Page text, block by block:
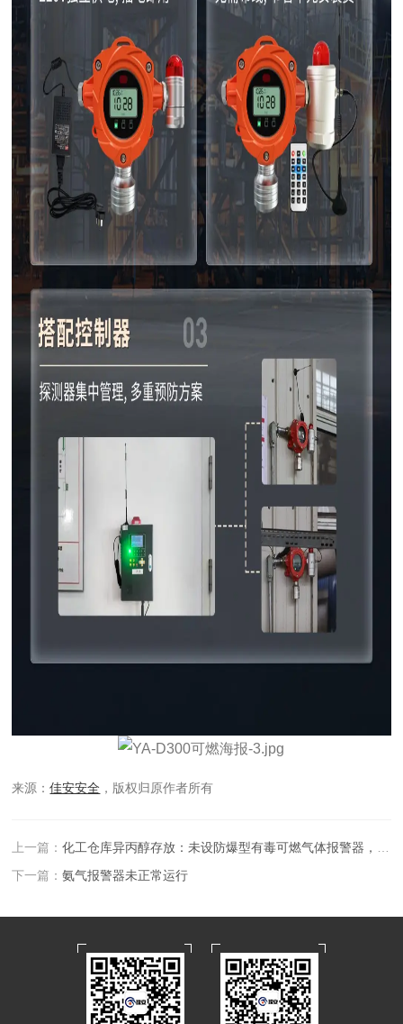
来源：佳安安全 ，版权归原作者所有
上一篇：化工仓库异丙醇存放：未设防爆型有毒可燃气体报警器，重大隐患！
下一篇：氨气报警器未正常运行